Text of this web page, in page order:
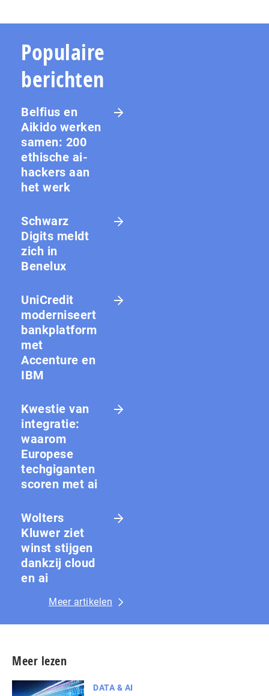
Populaire
berichten
Belfius en
Aikido werken
samen: 200
ethische ai-
hackers aan
het werk
Schwarz
Digits meldt
zich in
Benelux
UniCredit
moderniseert
bankplatform
met
Accenture en
IBM
Kwestie van
integratie:
waarom
Europese
techgiganten
scoren met ai
Wolters
Kluwer ziet
winst stijgen
dankzij cloud
en ai
Meer artikelen
Meer lezen
DATA & AI